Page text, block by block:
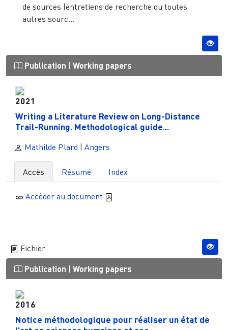
de sources (entretiens de recherche ou toutes
autres sourc...
Publication Working papers
2021
Writing a Literature Review on Long-Distance
Trail-Running. Methodological guide...
Mathilde Plard Angers
Accès Résumé Index
Accèder au document
Fichier
Publication Working papers
2016
Notice méthodologique pour réaliser un état de